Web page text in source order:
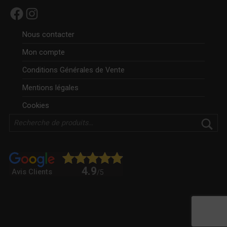
Facebook Instagram
Nous contacter
Mon compte
Conditions Générales de Vente
Mentions légales
Cookies
Avis Clients 4.9/5